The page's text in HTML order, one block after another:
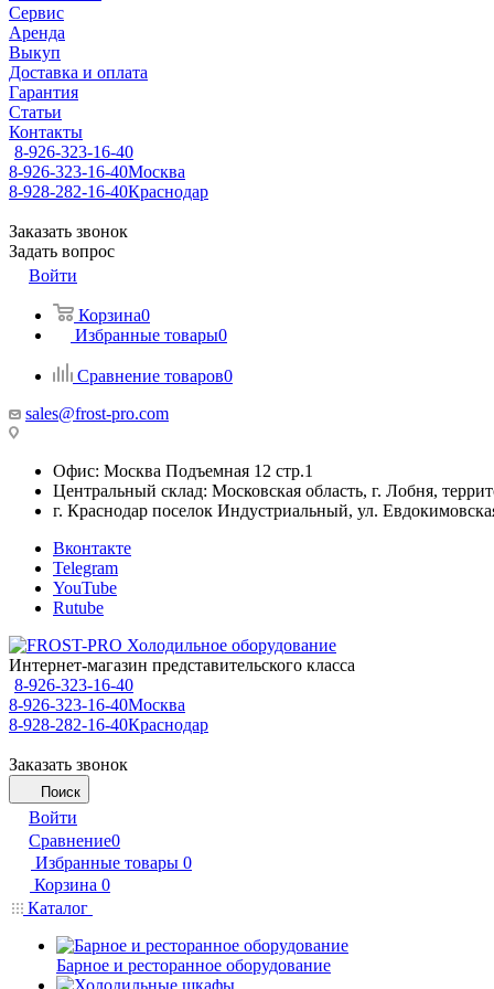
Сервис
Аренда
Выкуп
Доставка и оплата
Гарантия
Статьи
Контакты
8-926-323-16-40
8-926-323-16-40Москва
8-928-282-16-40Краснодар
Заказать звонок
Задать вопрос
Войти
Корзина0
Избранные товары0
Сравнение товаров0
sales@frost-pro.com
Офис: Москва Подъемная 12 стр.1
Центральный склад: Московская область, г. Лобня,
г. Краснодар поселок Индустриальный, ул.
Вконтакте
Telegram
YouTube
Rutube
Интернет-магазин представительского класса
8-926-323-16-40
8-926-323-16-40Москва
8-928-282-16-40Краснодар
Заказать звонок
Поиск
Войти
Сравнение0
Избранные товары 0
Корзина 0
Каталог
Барное и ресторанное оборудование